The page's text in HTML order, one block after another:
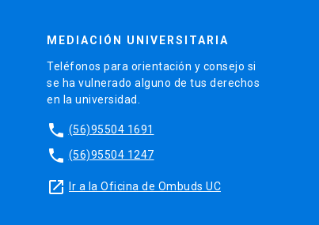
MEDIACIÓN UNIVERSITARIA
Teléfonos para orientación y consejo si
se ha vulnerado alguno de tus derechos
en la universidad.
phone (56)95504 1691
phone (56)95504 1247
launch Ir a la Oficina de Ombuds UC